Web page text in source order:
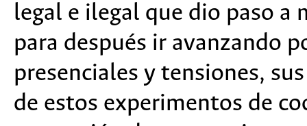
legal e ilegal que dio paso
para después ir avanzando
presenciales y tensiones,
de estos experimentos de